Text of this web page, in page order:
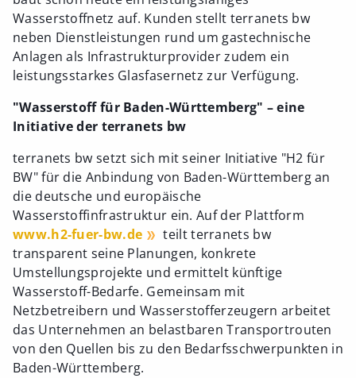
Wasserstoffnetz auf. Kunden stellt terranets bw
neben Dienstleistungen rund um gastechnische
Anlagen als Infrastrukturprovider zudem ein
leistungsstarkes Glasfasernetz zur Verfügung.
"Wasserstoff für Baden-Württemberg" – eine
Initiative der terranets bw
terranets bw setzt sich mit seiner Initiative "H2 für
BW" für die Anbindung von Baden-Württemberg an
die deutsche und europäische
Wasserstoffinfrastruktur ein. Auf der Plattform
www.h2-fuer-bw.de
teilt terranets bw
transparent seine Planungen, konkrete
Umstellungsprojekte und ermittelt künftige
Wasserstoff-Bedarfe. Gemeinsam mit
Netzbetreibern und Wasserstofferzeugern arbeitet
das Unternehmen an belastbaren Transportrouten
von den Quellen bis zu den Bedarfsschwerpunkten in
Baden-Württemberg.